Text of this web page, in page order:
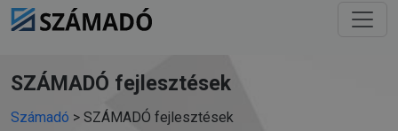
SZÁMADÓ fejlesztések
Számadó > SZÁMADÓ fejlesztések